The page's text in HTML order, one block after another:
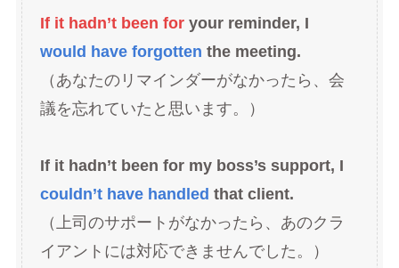
If it hadn’t been for your reminder, I
would have forgotten the meeting.
（あなたのリマインダーがなかったら、会
議を忘れていたと思います。）
If it hadn’t been for my boss’s support, I
couldn’t have handled that client.
（上司のサポートがなかったら、あのクラ
イアントには対応できませんでした。）